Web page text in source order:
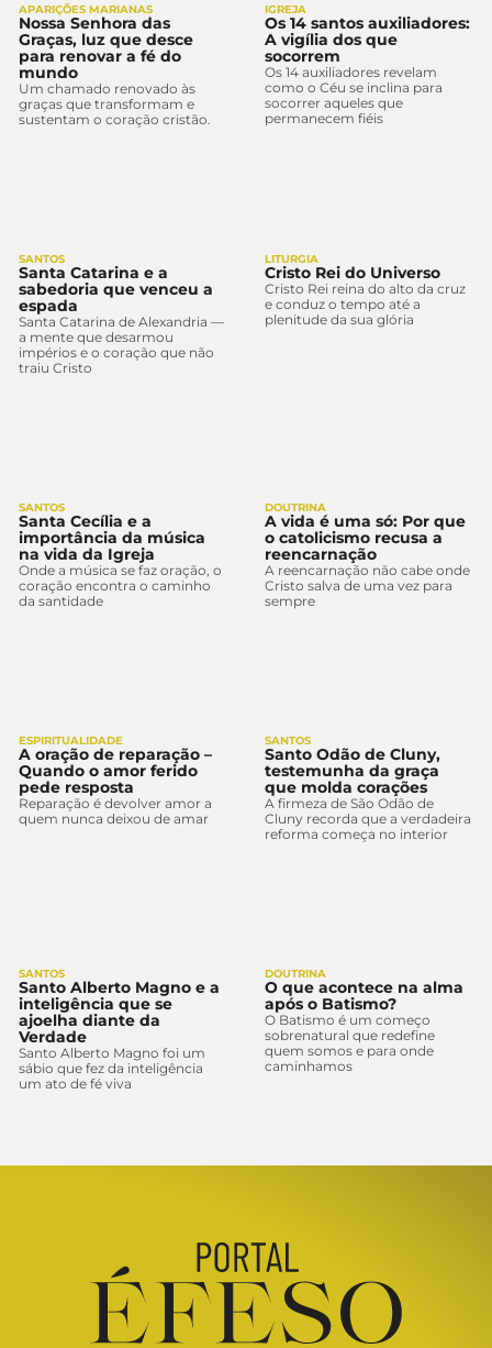
APARIÇÕES MARIANAS
Nossa Senhora das
Graças, luz que desce
para renovar a fé do
mundo
Um chamado renovado às
graças que transformam e
sustentam o coração cristão.
IGREJA
Os 14 santos auxiliadores:
A vigília dos que
socorrem
Os 14 auxiliadores revelam
como o Céu se inclina para
socorrer aqueles que
permanecem fiéis
SANTOS
Santa Catarina e a
sabedoria que venceu a
espada
Santa Catarina de Alexandria —
a mente que desarmou
impérios e o coração que não
traiu Cristo
LITURGIA
Cristo Rei do Universo
Cristo Rei reina do alto da cruz
e conduz o tempo até a
plenitude da sua glória
SANTOS
Santa Cecília e a
importância da música
na vida da Igreja
Onde a música se faz oração, o
coração encontra o caminho
da santidade
DOUTRINA
A vida é uma só: Por que
o catolicismo recusa a
reencarnação
A reencarnação não cabe onde
Cristo salva de uma vez para
sempre
ESPIRITUALIDADE
A oração de reparação –
Quando o amor ferido
pede resposta
Reparação é devolver amor a
quem nunca deixou de amar
SANTOS
Santo Odão de Cluny,
testemunha da graça
que molda corações
A firmeza de São Odão de
Cluny recorda que a verdadeira
reforma começa no interior
SANTOS
Santo Alberto Magno e a
inteligência que se
ajoelha diante da
Verdade
Santo Alberto Magno foi um
sábio que fez da inteligência
um ato de fé viva
DOUTRINA
O que acontece na alma
após o Batismo?
O Batismo é um começo
sobrenatural que redefine
quem somos e para onde
caminhamos